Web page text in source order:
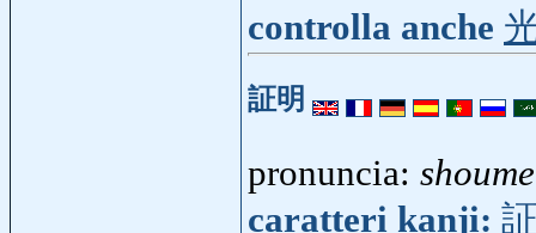
controlla anche
証明
pronuncia:
caratteri kanji: